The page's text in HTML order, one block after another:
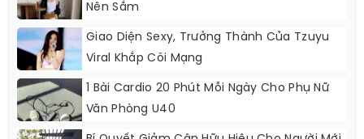
Nên Sắm
Giao Diện Sexy, Trưởng Thành Của Tzuyu
Viral Khắp Cõi Mạng
1 Bài Cardio 20 Phút Mỗi Ngày Cho Phụ Nữ
Văn Phòng U40